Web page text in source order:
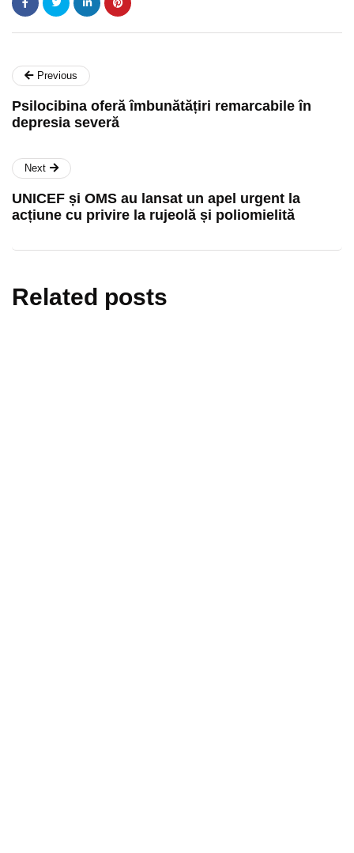
Previous
Psilocibina oferă îmbunătățiri remarcabile în
depresia severă
Next
UNICEF și OMS au lansat un apel urgent la
acțiune cu privire la rujeolă și poliomielită
Related posts